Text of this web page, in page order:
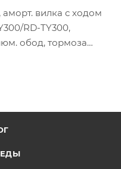
аморт. вилка c ходом
RD-TY300,
обод, тормоза